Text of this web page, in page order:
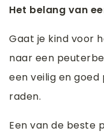
Het belang van
Gaat je kind voor
naar een
een veilig en
raden.
Een van de beste